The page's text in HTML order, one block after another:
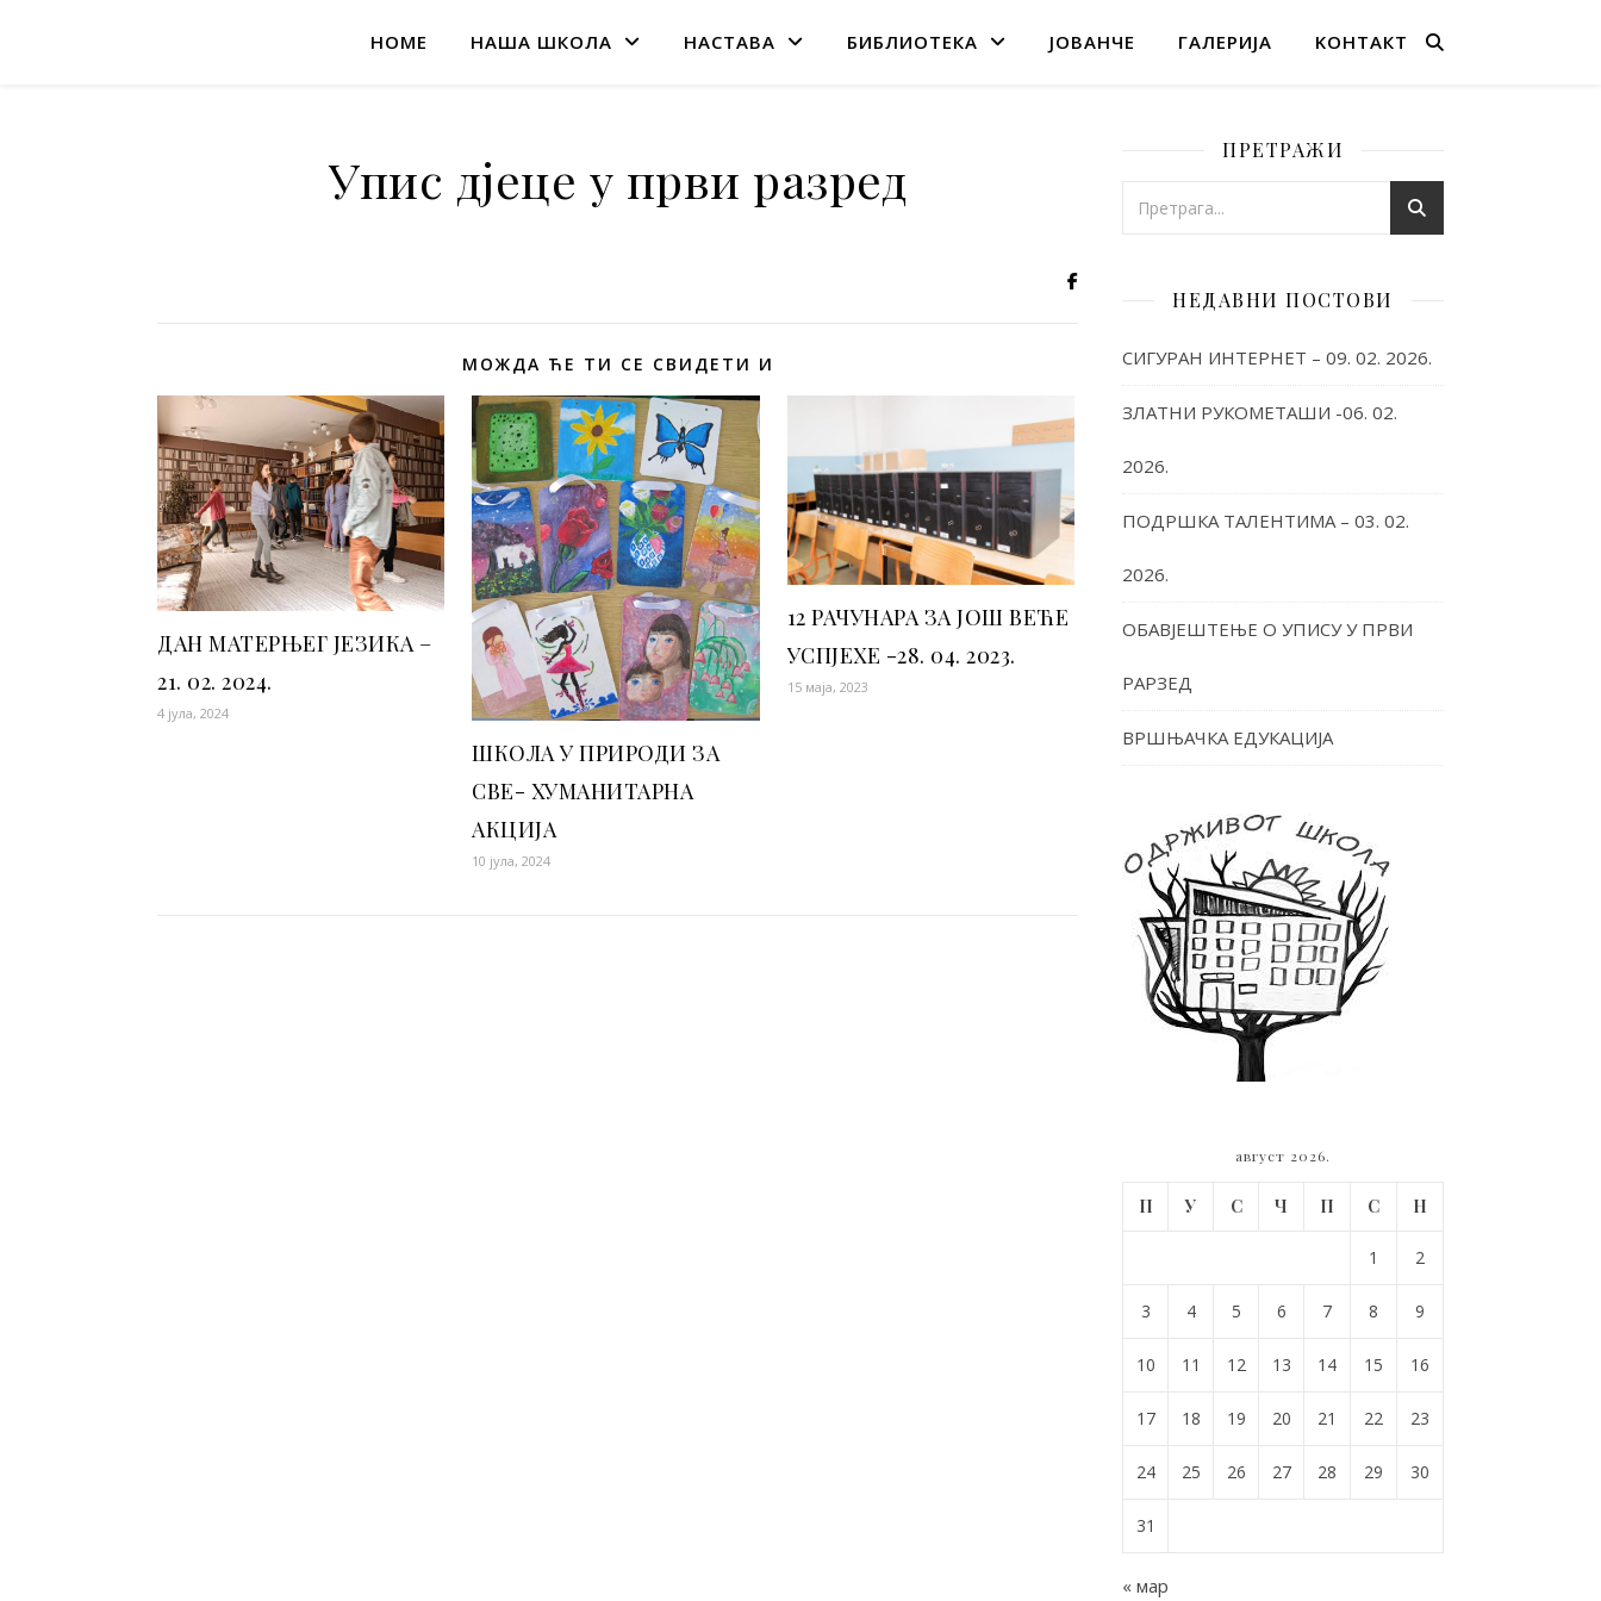
HOME НАША ШКОЛА НАСТАВА БИБЛИОТЕКА ЈОВАНЧЕ ГАЛЕРИЈА KОНТАКТ
Упис дјеце у први разред
МОЖДА ЋЕ ТИ СЕ СВИДЕТИ И
ДАН МАТЕРЊЕГ ЈЕЗИКА –
21. 02. 2024.
4 јула, 2024
ШКОЛА У ПРИРОДИ ЗА
СВЕ- ХУМАНИТАРНА
АКЦИЈА
10 јула, 2024
12 РАЧУНАРА ЗА ЈОШ ВЕЋЕ
УСПЈЕХЕ -28. 04. 2023.
15 маја, 2023
ПРЕТРАЖИ
НЕДАВНИ ПОСТОВИ
СИГУРАН ИНТЕРНЕТ – 09. 02. 2026.
ЗЛАТНИ РУКОМЕТАШИ -06. 02.
2026.
ПОДРШКА ТАЛЕНТИМА – 03. 02.
2026.
ОБАВЈЕШТЕЊЕ О УПИСУ У ПРВИ
РАРЗЕД
ВРШЊАЧКА ЕДУКАЦИЈА
август 2026.
П У С Ч П С Н
1 2
3 4 5 6 7 8 9
10 11 12 13 14 15 16
17 18 19 20 21 22 23
24 25 26 27 28 29 30
31
« мар